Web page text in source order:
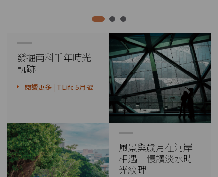
發掘南科千年時光
軌跡
閱讀更多 | TLife 5月號
風景與歲月在河岸
相遇 慢讀淡水時
光紋理